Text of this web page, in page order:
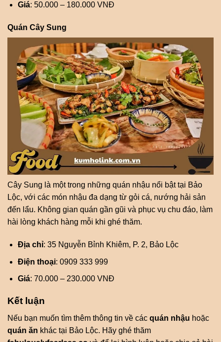
Giá: 50.000 – 180.000 VNĐ
Quán Cây Sung
Cây Sung là một trong những quán nhậu nổi bật tại Bảo
Lộc, với các món nhậu đa dạng từ gỏi cá, nướng hải sản
đến lẩu. Không gian quán gần gũi và phục vụ chu đáo, làm
hài lòng khách hàng mỗi khi ghé thăm.
Địa chỉ: 35 Nguyễn Bỉnh Khiêm, P. 2, Bảo Lộc
Điện thoại: 0909 333 999
Giá: 70.000 – 230.000 VNĐ
Kết luận
Nếu bạn muốn tìm thêm thông tin về các quán nhậu hoặc
quán ăn khác tại Bảo Lộc. Hãy ghé thăm